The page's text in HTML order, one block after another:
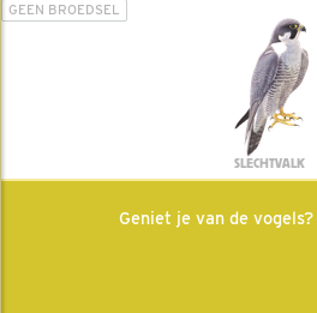
GEEN BROEDSEL
SLECHTVALK
Geniet je van de